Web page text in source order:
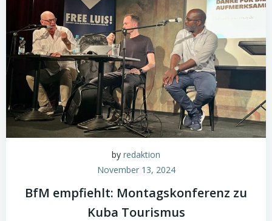
by redaktion
November 13, 2024
BfM empfiehlt: Montagskonferenz zu
Kuba Tourismus